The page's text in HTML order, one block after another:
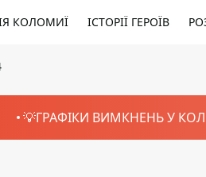
КОЛОМИЇ ІСТОРІЇ ГЕРОЇВ
💡ГРАФІКИ ВИМКНЕНЬ У